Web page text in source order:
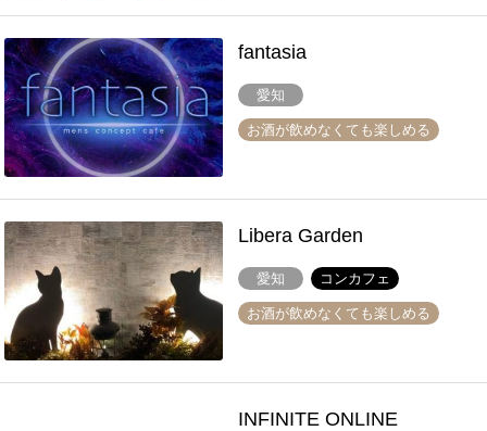
fantasia
愛知
お酒が飲めなくても楽しめる
Libera Garden
愛知 コンカフェ
お酒が飲めなくても楽しめる
INFINITE ONLINE